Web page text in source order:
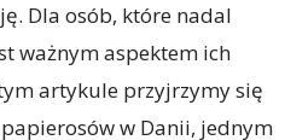
Dla osób, które nadal
ważnym aspektem ich
artykule przyjrzymy się
w Danii, jednym